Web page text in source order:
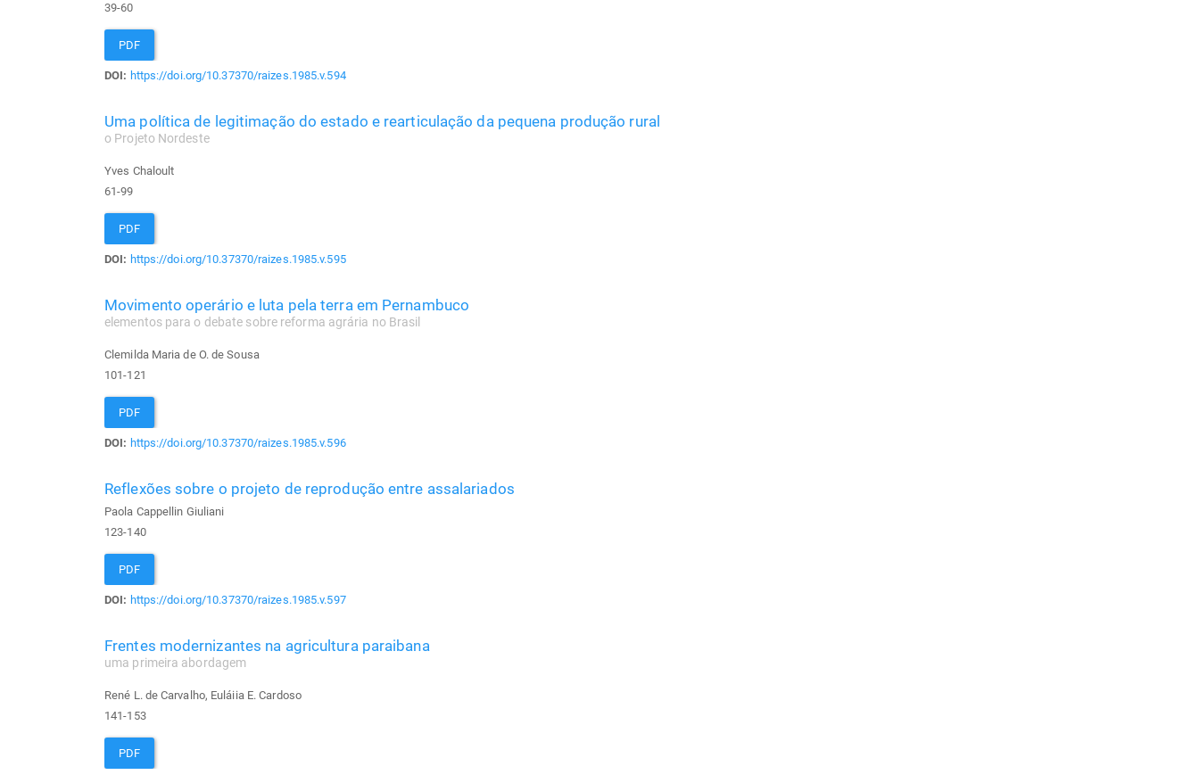
39-60
PDF
DOI: https://doi.org/10.37370/raizes.1985.v.594
Uma política de legitimação do estado e rearticulação da pequena produção rural
o Projeto Nordeste
Yves Chaloult
61-99
PDF
DOI: https://doi.org/10.37370/raizes.1985.v.595
Movimento operário e luta pela terra em Pernambuco
elementos para o debate sobre reforma agrária no Brasil
Clemilda Maria de O. de Sousa
101-121
PDF
DOI: https://doi.org/10.37370/raizes.1985.v.596
Reflexões sobre o projeto de reprodução entre assalariados
Paola Cappellin Giuliani
123-140
PDF
DOI: https://doi.org/10.37370/raizes.1985.v.597
Frentes modernizantes na agricultura paraibana
uma primeira abordagem
René L. de Carvalho, Euláiia E. Cardoso
141-153
PDF